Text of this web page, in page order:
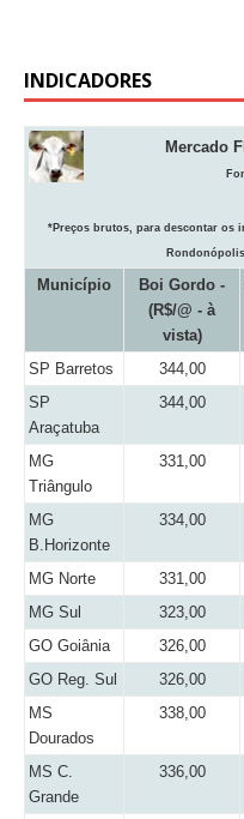
INDICADORES
Mercado
*Preços brutos, para descontar os
Município
Boi Gordo -
(R$/@ - à
vista)
SP Barretos
344,00
SP
Araçatuba
344,00
MG
Triângulo
331,00
MG
B.Horizonte
334,00
MG Norte 331,00
MG Sul
323,00
GO Goiânia
326,00
GO Reg. Sul
326,00
MS
Dourados
338,00
MS C.
Grande
336,00